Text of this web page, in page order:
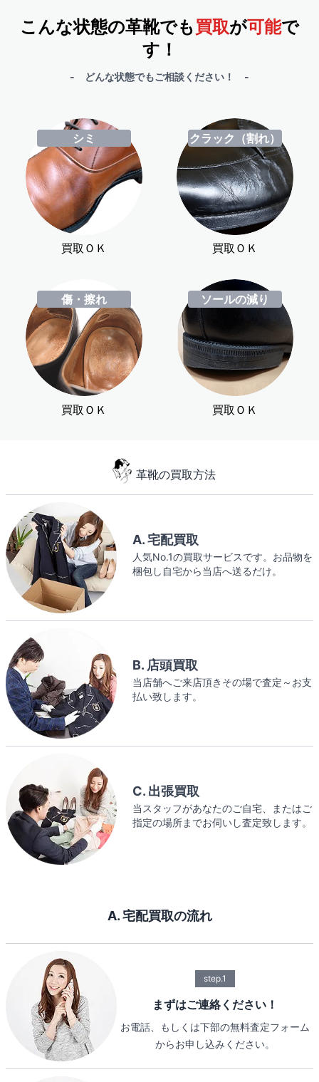
こんな状態の革靴でも買取が可能で
す！
- どんな状態でもご相談ください！ -
シミ
買取ＯＫ
クラック（割れ）
買取ＯＫ
傷・擦れ
買取ＯＫ
ソールの減り
買取ＯＫ
革靴の買取方法
A. 宅配買取
人気No.1の買取サービスです。お品物を
梱包し自宅から当店へ送るだけ。
B. 店頭買取
当店舗へご来店頂きその場で査定～お支
払い致します。
C. 出張買取
当スタッフがあなたのご自宅、またはご
指定の場所までお伺いし査定致します。
A. 宅配買取の流れ
step.1
まずはご連絡ください！
お電話、もしくは下部の無料査定フォーム
からお申し込みください。